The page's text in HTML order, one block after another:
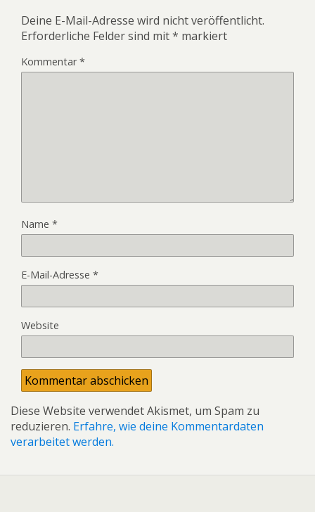
Deine E-Mail-Adresse wird nicht veröffentlicht.
Erforderliche Felder sind mit* markiert
Kommentar*
Name *
E-Mail-Adresse *
Website
Diese Website verwendet Akismet, um Spam zu
reduzieren. Erfahre, wie deine Kommentardaten
verarbeitet werden.